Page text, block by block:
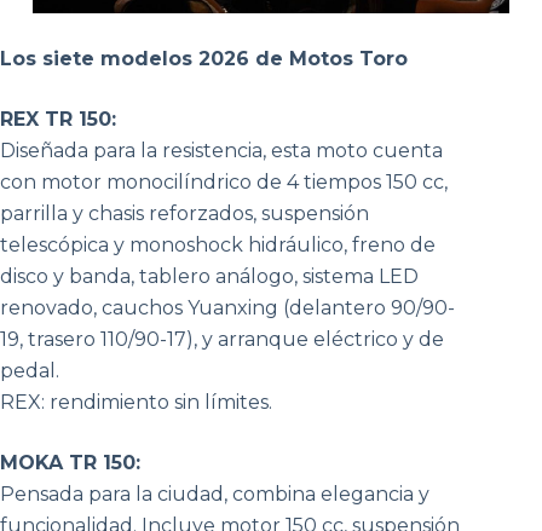
Los siete modelos 2026 de Motos Toro
REX TR 150:
Diseñada para la resistencia, esta moto cuenta
con motor monocilíndrico de 4 tiempos 150 cc,
parrilla y chasis reforzados, suspensión
telescópica y monoshock hidráulico, freno de
disco y banda, tablero análogo, sistema LED
renovado, cauchos Yuanxing (delantero 90/90-
19, trasero 110/90-17), y arranque eléctrico y de
pedal.
REX: rendimiento sin límites.
MOKA TR 150:
Pensada para la ciudad, combina elegancia y
funcionalidad. Incluye motor 150 cc, suspensión